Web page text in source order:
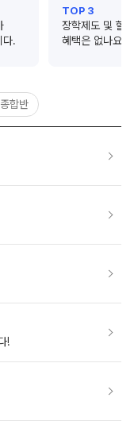
다.
TOP 3
장학제도 및 할인
혜택은 없나요?
합반
!